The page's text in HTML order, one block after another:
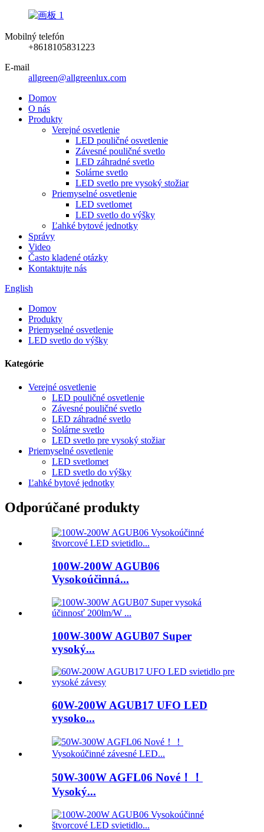
Mobilný telefón
+8618105831223
E-mail
allgreen@allgreenlux.com
Domov
O nás
Produkty
Verejné osvetlenie
LED pouličné osvetlenie
Závesné pouličné svetlo
LED záhradné svetlo
Solárne svetlo
LED svetlo pre vysoký stožiar
Priemyselné osvetlenie
LED svetlomet
LED svetlo do výšky
Ľahké bytové jednotky
Správy
Video
Často kladené otázky
Kontaktujte nás
English
Domov
Produkty
Priemyselné osvetlenie
LED svetlo do výšky
Kategórie
Verejné osvetlenie
LED pouličné osvetlenie
Závesné pouličné svetlo
LED záhradné svetlo
Solárne svetlo
LED svetlo pre vysoký stožiar
Priemyselné osvetlenie
LED svetlomet
LED svetlo do výšky
Ľahké bytové jednotky
Odporúčané produkty
100W-200W AGUB06
Vysokoúčinná...
100W-300W AGUB07 Super
vysoký...
60W-200W AGUB17 UFO LED
vysoko...
50W-300W AGFL06 Nové！！
Vysoký...